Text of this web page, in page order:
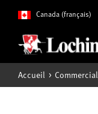
Canada (français)
Accueil Commercial